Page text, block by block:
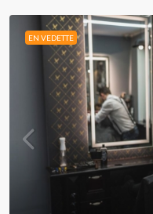
EN VEDETTE